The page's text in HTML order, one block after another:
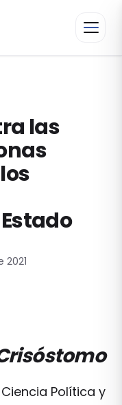
las
Política y